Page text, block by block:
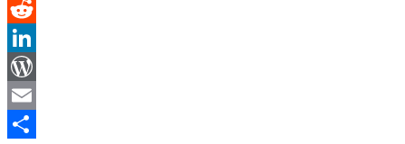
Message
Reddit
LinkedIn
WordPress
Email